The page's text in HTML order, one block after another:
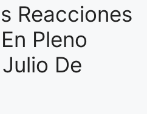
Reacciones
Pleno
De